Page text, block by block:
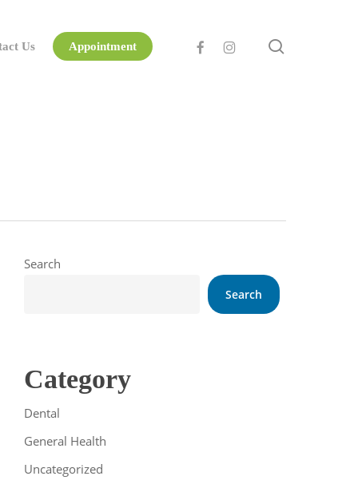
Us Appointment facebookinstagram
Search
Search
Category
Dental
General Health
Uncategorized